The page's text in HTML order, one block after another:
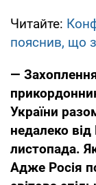
Читайте:
пояснив, що
—
України
недалеко
листопада.
Адже Росія